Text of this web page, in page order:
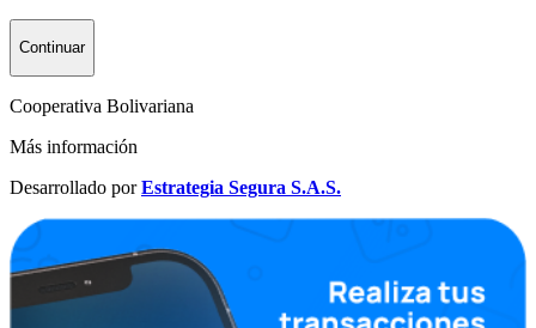
Continuar
Cooperativa Bolivariana
Más información
Desarrollado porEstrategia Segura S.A.S.